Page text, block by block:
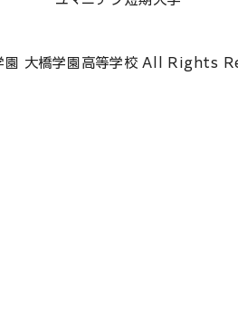
大橋学園高等学校 All Rights